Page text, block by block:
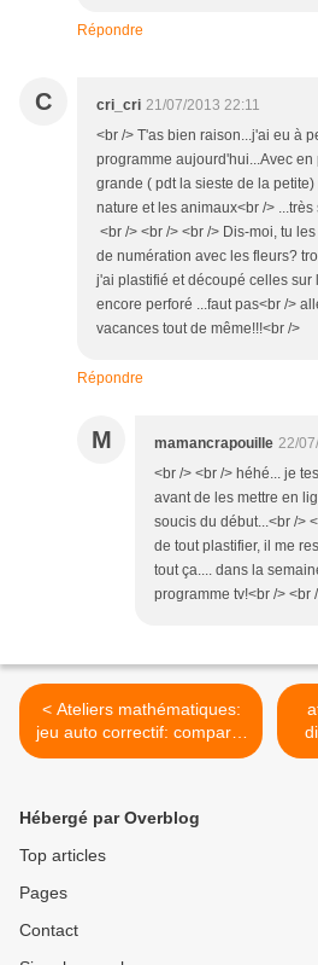
Répondre
C cri_cri 21/07/2013 22:11
<br /> T'as bien raison...j'ai eu à
programme aujourd'hui...Avec
grande ( pdt la sieste de la
nature et les animaux<br />
<br /> <br /> <br /> Dis-moi, tu
de numération avec les fleurs?
j'ai plastifié et découpé celles
encore perforé ...faut pas<br />
vacances tout de même!!!<br />
Répondre
M mamancrapouille 22/
<br /> <br /> héhé... je
avant de les mettre en
soucis du début...<br />
de tout plastifier, il me
tout ça.... dans la
programme tv!<br /> <br
< Ateliers mathématiques:
jeu auto correctif: comparer
deux nombres
Hébergé par Overblog
Top articles
Pages
Contact